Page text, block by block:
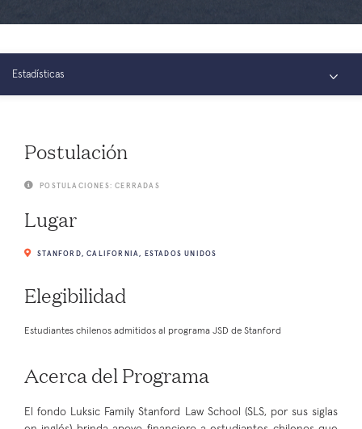
Estadísticas
Conectar
Postulación
POSTULACIONES: CERRADAS
Lugar
STANFORD, CALIFORNIA, ESTADOS UNIDOS
Elegibilidad
Estudiantes chilenos admitidos al programa JSD de Stanford
Acerca del Programa
El fondo Luksic Family Stanford Law School (SLS, por sus siglas